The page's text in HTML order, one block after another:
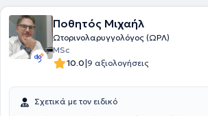
Ποθητός Μιχαήλ
Ωτορινολαρυγγολόγος (ΩΡΛ)
MSc
10.0|9 αξιολογήσεις
Σχετικά με τον ειδικό